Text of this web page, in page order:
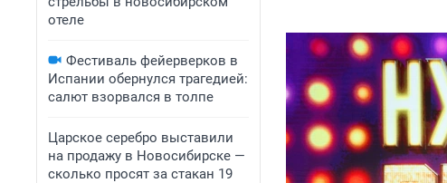
отеле
Фестиваль фейерверков в
Испании обернулся трагедией:
салют взорвался в толпе
Царское серебро выставили
на продажу в Новосибирске —
сколько просят за стакан 19